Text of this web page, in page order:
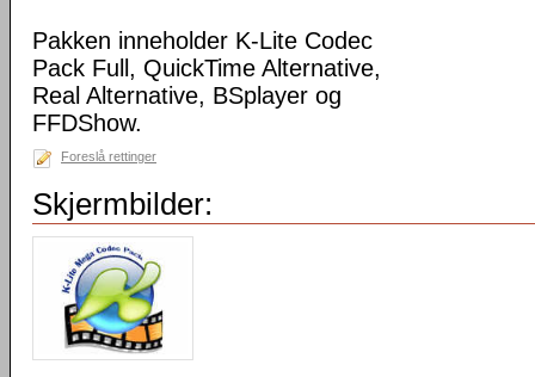
Pakken inneholder K-Lite Codec
Pack Full, QuickTime Alternative,
Real Alternative, BSplayer og
FFDShow.
Foreslå rettinger
Skjermbilder: